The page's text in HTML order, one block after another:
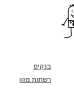
בנקים
רשתות מזון